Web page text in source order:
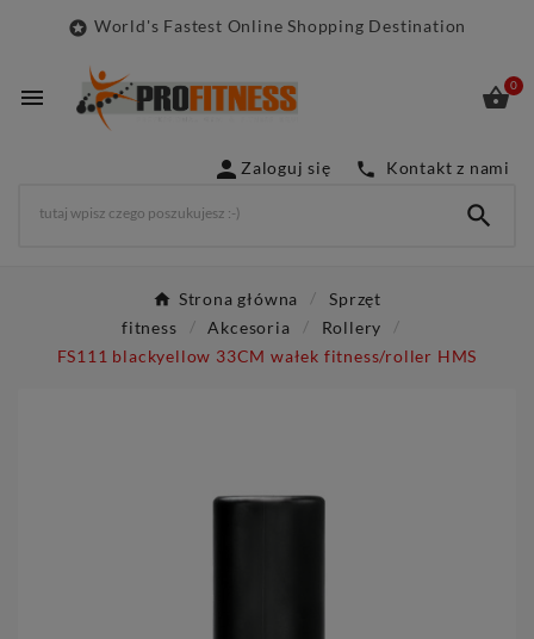
 World's Fastest Online Shopping Destination
 0
 Zaloguj się  Kontakt z nami

Strona główna
Sprzęt
fitness
Akcesoria
Rollery
FS111 blackyellow 33CM wałek fitness/roller HMS